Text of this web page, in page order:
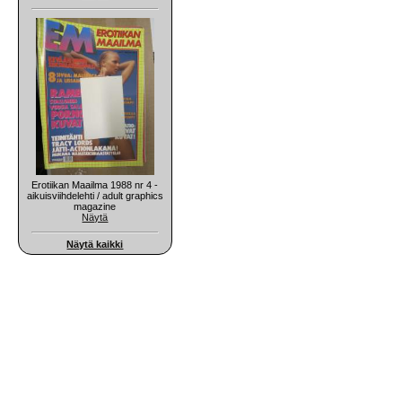
Erotiikan Maailma 1988 nr 4 -
aikuisviihdelehti / adult graphics
magazine
Näytä
Näytä kaikki